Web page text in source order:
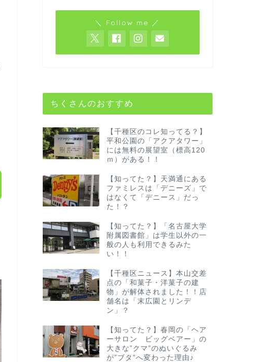
＼ Follow me ／
ちくさんのおすすめ
【千種区のコレ知ってる？】
平和公園の「アクアタワー」
には無料の展望室（標高120
ｍ）がある！！
【知ってた？】天満通にある
ファミレスは「デニーズ」で
はなくて「デニース」だっ
た！？
【知ってた？】「名古屋大学
附属図書館」は学生以外の一
般の人も利用できるみた
い！！
【千種区ニュース】本山交差
点の「和菓子・洋菓子の建
物」が解体されました！！店
舗名は「末広園とリンデ
ン」？
【知ってた？】春岡の「ヘア
ーサロン ビッグベアー」の
大きな”クマ”のぬいぐるみ
が”ブタ”へ変わった理由♪